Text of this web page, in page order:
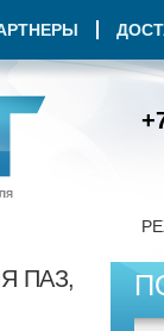
ПАЗ,